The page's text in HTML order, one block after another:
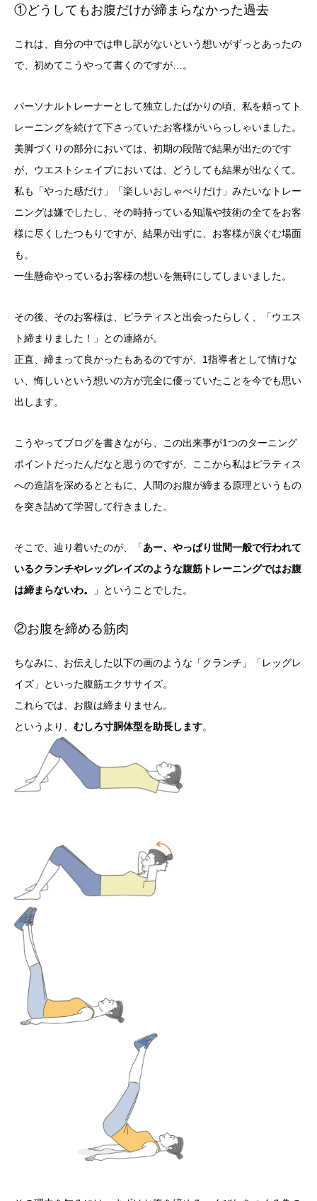
①どうしてもお腹だけが締まらなかった過去
これは、自分の中では申し訳がないという想いがずっとあったの
で、初めてこうやって書くのですが…。
パーソナルトレーナーとして独立したばかりの頃、私を頼ってト
レーニングを続けて下さっていたお客様がいらっしゃいました。
美脚づくりの部分においては、初期の段階で結果が出たのです
が、ウエストシェイプにおいては、どうしても結果が出なくて。
私も「やった感だけ」「楽しいおしゃべりだけ」みたいなトレー
ニングは嫌でしたし、その時持っている知識や技術の全てをお客
様に尽くしたつもりですが、結果が出ずに、お客様が涙ぐむ場面
も。
一生懸命やっているお客様の想いを無碍にしてしまいました。
その後、そのお客様は、ピラティスと出会ったらしく、「ウエス
ト締まりました！」との連絡が。
正直、締まって良かったもあるのですが、1指導者として情けな
い、悔しいという想いの方が完全に優っていたことを今でも思い
出します。
こうやってブログを書きながら、この出来事が1つのターニング
ポイントだったんだなと思うのですが、ここから私はピラティス
への造詣を深めるとともに、人間のお腹が締まる原理というもの
を突き詰めて学習して行きました。
そこで、辿り着いたのが、「あー、やっぱり世間一般で行われて
いるクランチやレッグレイズのような腹筋トレーニングではお腹
は締まらないわ。
」ということでした。
②お腹を締める筋肉
ちなみに、お伝えした以下の画のような「クランチ」「レッグレ
イズ」といった腹筋エクササイズ。
これらでは、お腹は締まりません。
というより、 むしろ寸胴体型を助長します。